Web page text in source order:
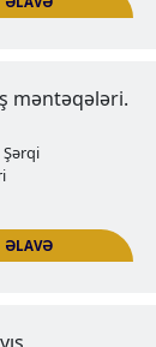
yaşayış